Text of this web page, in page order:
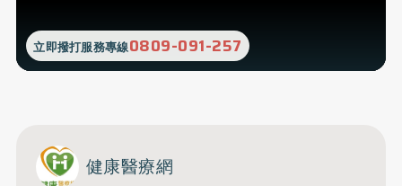
立即撥打服務專線0809-091-257
健康醫療網